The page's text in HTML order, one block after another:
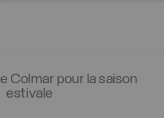
Colmar pour la saison
estivale